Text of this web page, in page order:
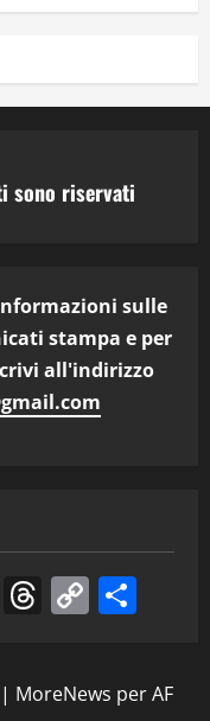
sono riservati
sulle
stampa e per
all'indirizzo
X Threads
Copy
| MoreNews per AF